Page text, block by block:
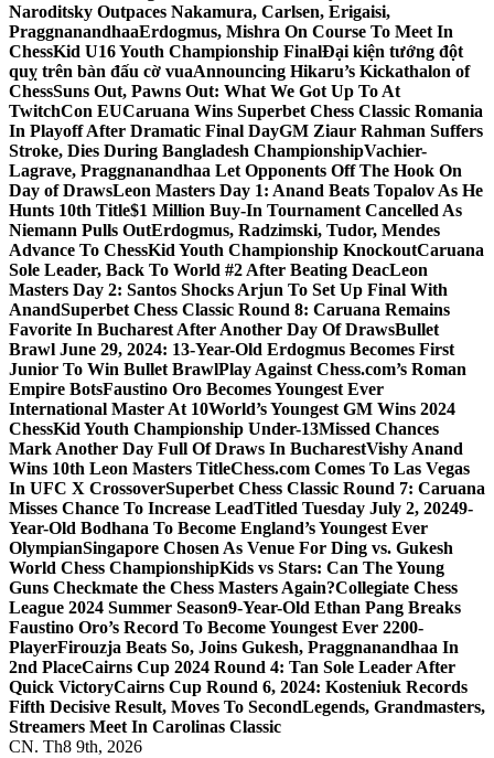
Naroditsky Outpaces Nakamura, Carlsen, Erigaisi,
PraggnanandhaaErdogmus, Mishra On Course To Meet In
ChessKid U16 Youth Championship FinalĐại kiện tướng đột
quỵ trên bàn đấu cờ vuaAnnouncing Hikaru’s Kickathalon of
ChessSuns Out, Pawns Out: What We Got Up To At
TwitchCon EUCaruana Wins Superbet Chess Classic Romania
In Playoff After Dramatic Final DayGM Ziaur Rahman Suffers
Stroke, Dies During Bangladesh ChampionshipVachier-
Lagrave, Praggnanandhaa Let Opponents Off The Hook On
Day of DrawsLeon Masters Day 1: Anand Beats Topalov As He
Hunts 10th Title$1 Million Buy-In Tournament Cancelled As
Niemann Pulls OutErdogmus, Radzimski, Tudor, Mendes
Advance To ChessKid Youth Championship KnockoutCaruana
Sole Leader, Back To World #2 After Beating DeacLeon
Masters Day 2: Santos Shocks Arjun To Set Up Final With
AnandSuperbet Chess Classic Round 8: Caruana Remains
Favorite In Bucharest After Another Day Of DrawsBullet
Brawl June 29, 2024: 13-Year-Old Erdogmus Becomes First
Junior To Win Bullet BrawlPlay Against Chess.com’s Roman
Empire BotsFaustino Oro Becomes Youngest Ever
International Master At 10World’s Youngest GM Wins 2024
ChessKid Youth Championship Under-13Missed Chances
Mark Another Day Full Of Draws In BucharestVishy Anand
Wins 10th Leon Masters TitleChess.com Comes To Las Vegas
In UFC X CrossoverSuperbet Chess Classic Round 7: Caruana
Misses Chance To Increase LeadTitled Tuesday July 2, 20249-
Year-Old Bodhana To Become England’s Youngest Ever
OlympianSingapore Chosen As Venue For Ding vs. Gukesh
World Chess ChampionshipKids vs Stars: Can The Young
Guns Checkmate the Chess Masters Again?Collegiate Chess
League 2024 Summer Season9-Year-Old Ethan Pang Breaks
Faustino Oro’s Record To Become Youngest Ever 2200-
PlayerFirouzja Beats So, Joins Gukesh, Praggnanandhaa In
2nd PlaceCairns Cup 2024 Round 4: Tan Sole Leader After
Quick VictoryCairns Cup Round 6, 2024: Kosteniuk Records
Fifth Decisive Result, Moves To SecondLegends, Grandmasters,
Streamers Meet In Carolinas Classic
CN. Th8 9th, 2026